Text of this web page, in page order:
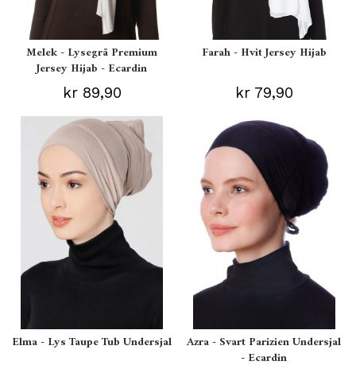
Melek - Lysegrå Premium
Jersey Hijab - Ecardin
kr 89,90
Farah - Hvit Jersey Hijab
kr 79,90
Elma - Lys Taupe Tub Undersjal
Azra - Svart Parizien Undersjal
- Ecardin